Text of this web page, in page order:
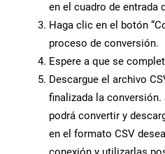
en el cuadro de entrada
Haga clic en el botón
proceso de conversión.
Espere a que se
Descargue el archivo
finalizada la
podrá convertir y
en el formato CSV